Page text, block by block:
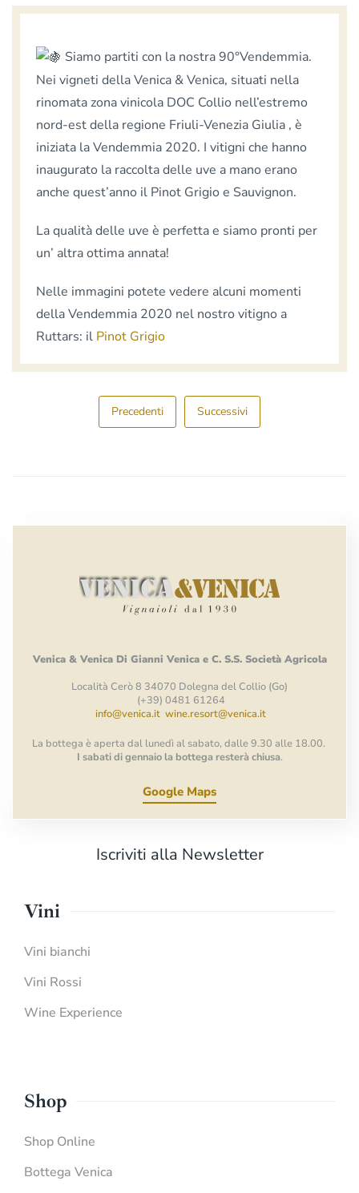
Siamo partiti con la nostra 90°Vendemmia.
Nei vigneti della Venica & Venica, situati nella
rinomata zona vinicola DOC Collio nell’estremo
nord-est della regione Friuli-Venezia Giulia , è
iniziata la Vendemmia 2020. I vitigni che hanno
inaugurato la raccolta delle uve a mano erano
anche quest’anno il Pinot Grigio e Sauvignon.
La qualità delle uve è perfetta e siamo pronti per
un’ altra ottima annata!
Nelle immagini potete vedere alcuni momenti
della Vendemmia 2020 nel nostro vitigno a
Ruttars: il Pinot Grigio
Precedenti Successivi
Venica & Venica Di Gianni Venica e C. S.S. Società Agricola
Località Cerò 8 34070 Dolegna del Collio (Go)
(+39) 0481 61264
info@venica.it wine.resort@venica.it
La bottega è aperta dal lunedì al sabato, dalle 9.30 alle 18.00.
I sabati di gennaio la bottega resterà chiusa.
Google Maps
Iscriviti alla Newsletter
Vini
Vini bianchi
Vini Rossi
Wine Experience
Shop
Shop Online
Bottega Venica